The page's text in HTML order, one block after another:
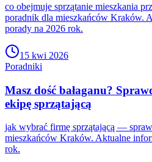
co obejmuje sprzątanie mieszkania
poradnik dla mieszkańców Kraków.
porady na 2026 rok.
15 kwi 2026
Poradniki
Masz dość bałaganu?
ekipę sprzątającą
jak wybrać firmę sprzątającą —
mieszkańców Kraków. Aktualne
rok.